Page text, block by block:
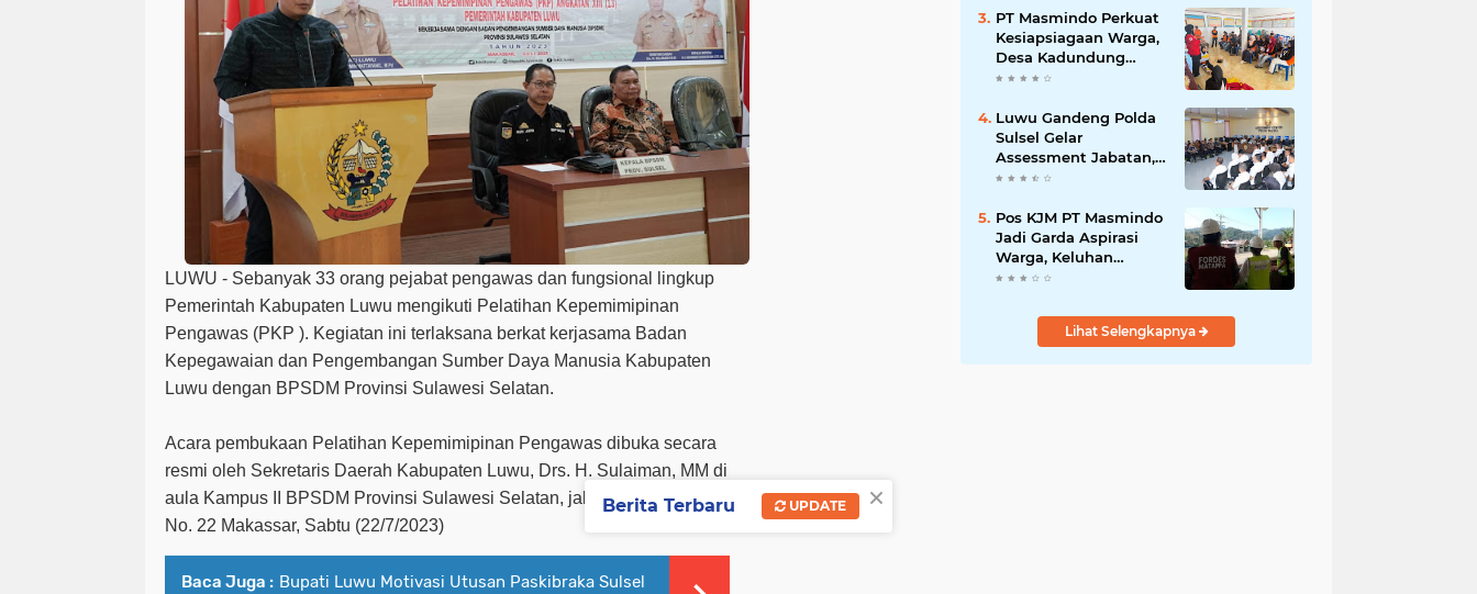
LUWU - Sebanyak 33 orang pejabat pengawas dan fungsional lingkup
Pemerintah Kabupaten Luwu mengikuti Pelatihan Kepemimipinan
Pengawas (PKP ). Kegiatan ini terlaksana berkat kerjasama Badan
Kepegawaian dan Pengembangan Sumber Daya Manusia Kabupaten
Luwu dengan BPSDM Provinsi Sulawesi Selatan.
Acara pembukaan Pelatihan Kepemimipinan Pengawas dibuka secara
resmi oleh Sekretaris Daerah Kabupaten Luwu, Drs. H. Sulaiman, MM di
aula Kampus II BPSDM Provinsi Sulawesi Selatan, jalan Cendrawasi
No. 22 Makassar, Sabtu (22/7/2023)
Baca Juga : Bupati Luwu Motivasi Utusan Paskibraka Sulsel
PT Masmindo Perkuat
Kesiapsiagaan Warga,
Desa Kadundung
Resmi Menjadi Desa
Luwu Gandeng Polda
Sulsel Gelar
Assessment Jabatan,
Perkuat Penempatan
Kompetensi
Pos KJM PT Masmindo
Jadi Garda Aspirasi
Warga, Keluhan
Ditangani Maksimal
Lihat Selengkapnya
×
Berita Terbaru UPDATE